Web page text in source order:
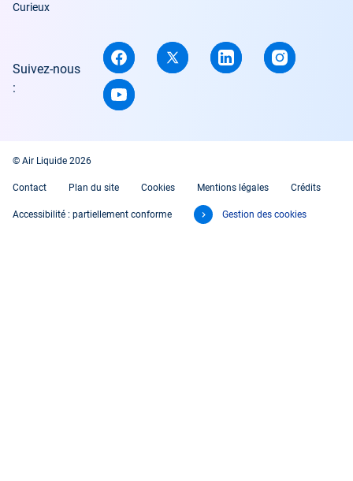
Curieux
Suivez-nous
:
© Air Liquide 2026
Contact Plan du site Cookies Mentions légales Crédits
Accessibilité : partiellement conforme Gestion des cookies